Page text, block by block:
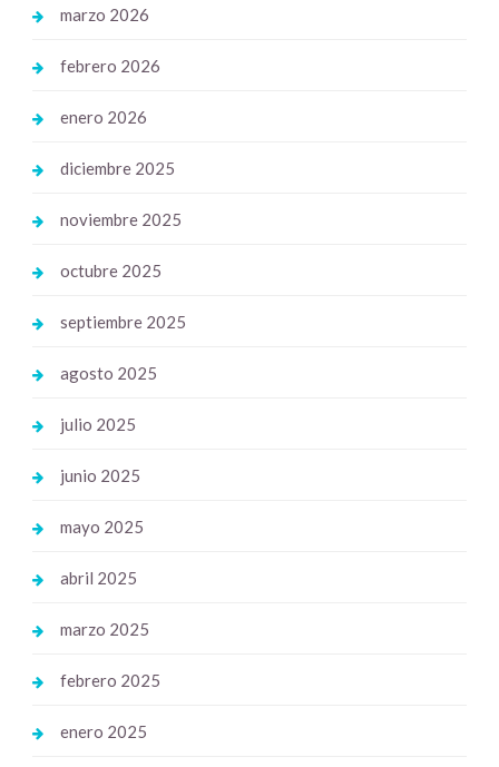
marzo 2026
febrero 2026
enero 2026
diciembre 2025
noviembre 2025
octubre 2025
septiembre 2025
agosto 2025
julio 2025
junio 2025
mayo 2025
abril 2025
marzo 2025
febrero 2025
enero 2025